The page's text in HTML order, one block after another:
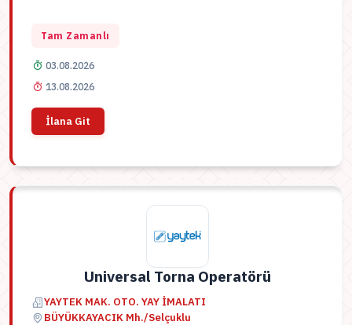
Tam Zamanlı
03.08.2026
13.08.2026
İlana Git
Universal Torna Operatörü
YAYTEK MAK. OTO. YAY İMALATI
BÜYÜKKAYACIK Mh./Selçuklu